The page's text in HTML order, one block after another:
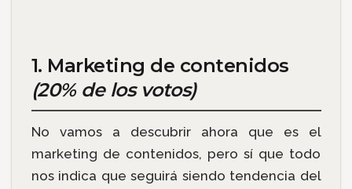
1. Marketing de contenidos
(20% de los votos)
No vamos a descubrir ahora que es el
marketing de contenidos, pero sí que todo
nos indica que seguirá siendo tendencia del